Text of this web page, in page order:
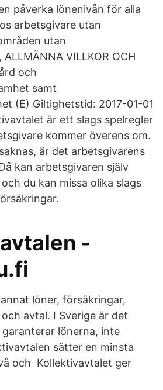
påverka lönenivån för alla
arbetsgivare utan
utan
ALLMÄNNA VILLKOR OCH
och
samt
(E) Giltighetstid: 2017-01-01
är ett slags spelregler
kommer överens om.
är det arbetsgivarens
kan arbetsgivaren själv
du kan missa olika slags
-
löner, försäkringar,
avtal. I Sverige är det
lönerna, inte
sätter en minsta
och Kollektivavtalet ger